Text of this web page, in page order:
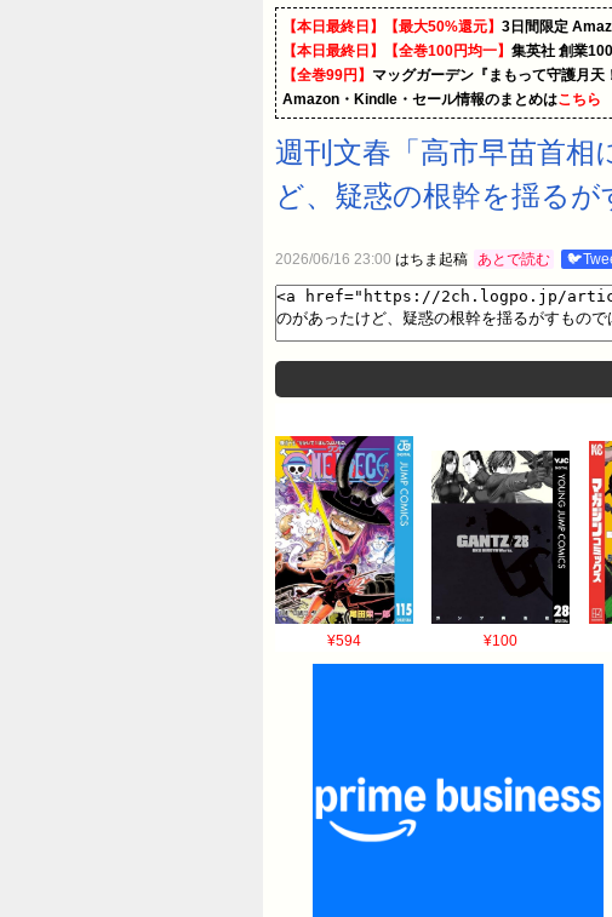
【本日最終日】【最大50%還元】 3日間限定
【本日最終日】【全巻100円均一】 集英社 創業
【全巻99円】 マッグガーデン『まもって守護月天
Amazon・Kindle・セール情報のまとめはこちら
週刊文春「高市早苗首
ど、疑惑の根幹を揺る
2026/06/16 23:00 はちま起稿 あとで読む
¥594 ¥100